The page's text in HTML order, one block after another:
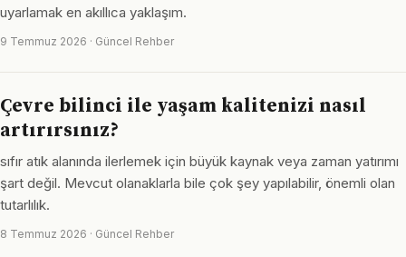
uyarlamak en akıllıca yaklaşım.
9 Temmuz 2026 · Güncel Rehber
Çevre bilinci ile yaşam kalitenizi nasıl
artırırsınız?
sıfır atık alanında ilerlemek için büyük kaynak veya zaman yatırımı
şart değil. Mevcut olanaklarla bile çok şey yapılabilir, önemli olan
tutarlılık.
8 Temmuz 2026 · Güncel Rehber